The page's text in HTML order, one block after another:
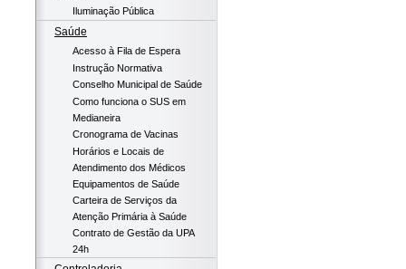
Iluminação Pública
Saúde
Acesso à Fila de Espera
Instrução Normativa
Conselho Municipal de Saúde
Como funciona o SUS em
Medianeira
Cronograma de Vacinas
Horários e Locais de
Atendimento dos Médicos
Equipamentos de Saúde
Carteira de Serviços da
Atenção Primária à Saúde
Contrato de Gestão da UPA
24h